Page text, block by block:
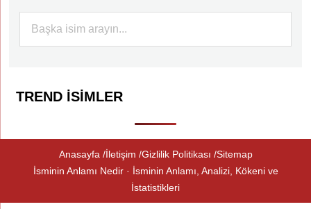
TREND İSIMLER
Anasayfa İletişim Gizlilik Politikası Sitemap
İsminin Anlamı Nedir · İsminin Anlamı, Analizi, Kökeni ve
İstatistikleri